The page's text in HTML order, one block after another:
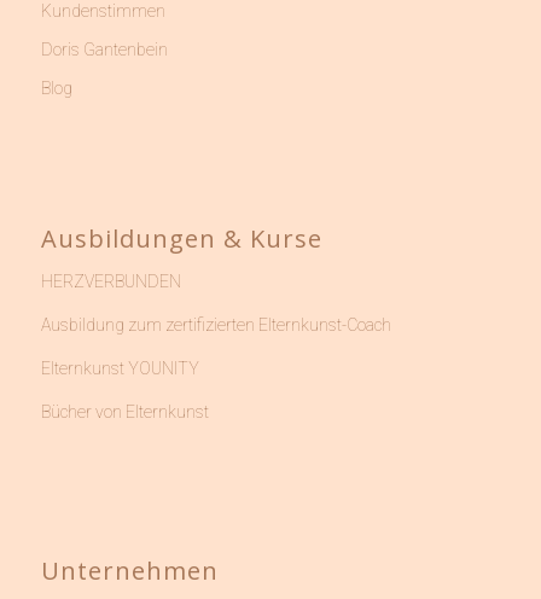
Kundenstimmen
Doris Gantenbein
Blog
Ausbildungen & Kurse
HERZVERBUNDEN
Ausbildung zum zertifizierten Elternkunst-Coach
Elternkunst YOUNITY
Bücher von Elternkunst
Unternehmen